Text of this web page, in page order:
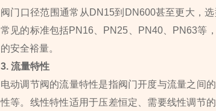
阀门口径范围通常从DN15到DN600甚至更大，
常见的标准包括PN16、PN25、PN40、PN63等
的安全裕量。
3. 流量特性
电动调节阀的流量特性是指阀门开度与流量之间
性等。线性特性适用于压差恒定、需要线性调节